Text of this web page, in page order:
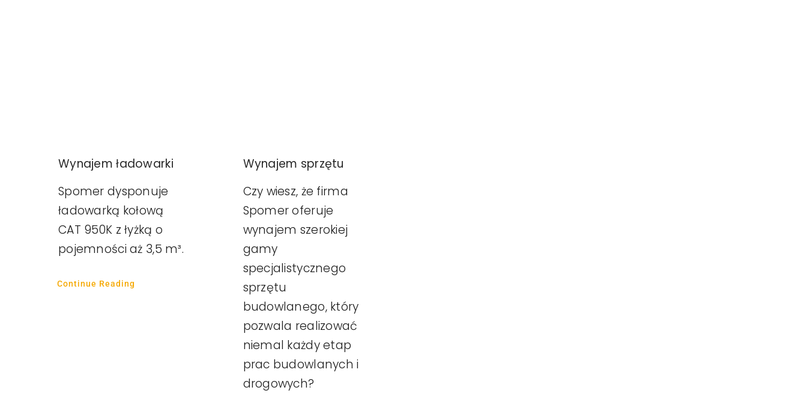
Wynajem ładowarki
Spomer dysponuje
ładowarką kołową
CAT 950K z łyżką o
pojemności aż 3,5 m³.
Continue Reading
Wynajem sprzętu
Czy wiesz, że firma
Spomer oferuje
wynajem szerokiej
gamy
specjalistycznego
sprzętu
budowlanego, który
pozwala realizować
niemal każdy etap
prac budowlanych i
drogowych?